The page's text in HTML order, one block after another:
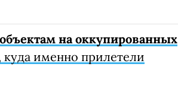
на оккупированных
именно прилетели